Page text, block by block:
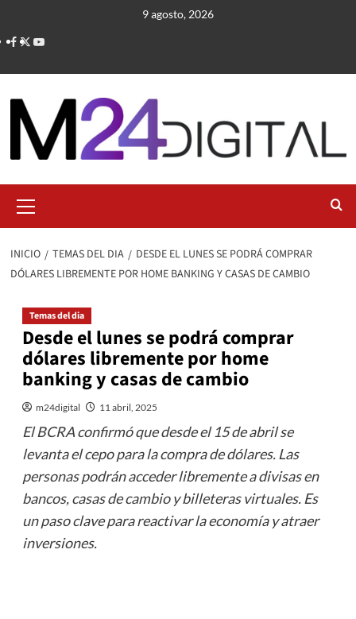
contenido
9 agosto, 2026
primario
INICIO TEMAS DEL DIA
DESDE EL LUNES SE PODRÁ COMPRAR
DÓLARES LIBREMENTE POR HOME BANKING Y CASAS DE CAMBIO
Temas del dia
Desde el lunes se podrá comprar
dólares libremente por home
banking y casas de cambio
m24digital 11 abril, 2025
El BCRA confirmó que desde el 15 de abril se
levanta el cepo para la compra de dólares. Las
personas podrán acceder libremente a divisas en
bancos, casas de cambio y billeteras virtuales. Es
un paso clave para reactivar la economía y atraer
inversiones.